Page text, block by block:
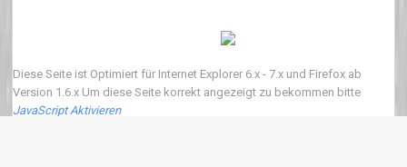
Diese Seite ist Optimiert für Internet Explorer 6.x - 7.x und Firefox ab
Version 1.6.x Um diese Seite korrekt angezeigt zu bekommen bitte
JavaScript Aktivieren